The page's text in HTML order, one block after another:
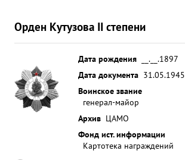
Орден Кутузова II степени
Дата рождения
__.__.1897
Дата документа 31.05.1945
Воинское звание
генерал-майор
Архив ЦАМО
Фонд ист. информации
Картотека награждений